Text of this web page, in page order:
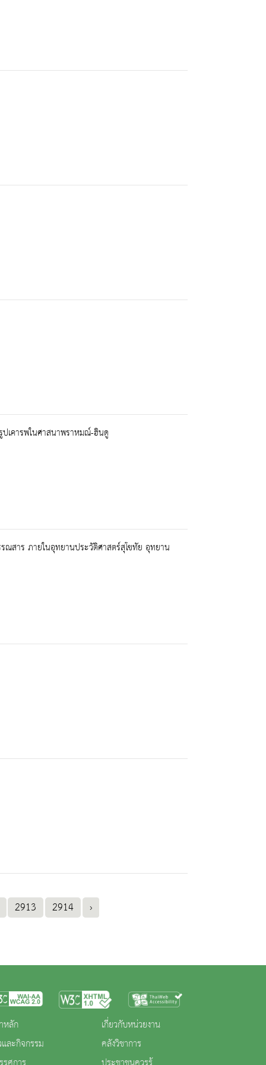
เคารพในศาสนาพราหมณ์-ฮินดู
ณสาร ภายในอุทยานประวัติศาสตร์สุโขทัย อุทยาน
2913 2914 ›
หลัก
ละกิจกรรม
เกี่ยวกับหน่วยงาน
คลังวิชาการ